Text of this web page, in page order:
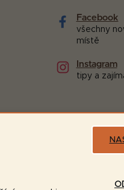
Facebook
všechny
místě
Instagram
tipy a